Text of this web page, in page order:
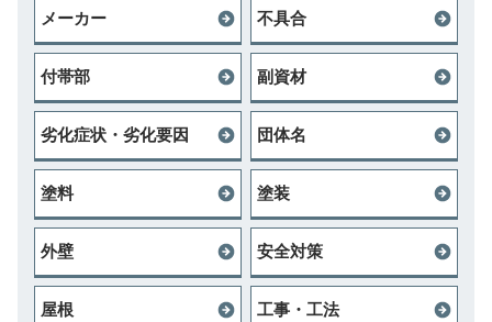
メーカー 不具合
付帯部 副資材
劣化症状・劣化要因 団体名
塗料 塗装
外壁 安全対策
屋根 工事・工法